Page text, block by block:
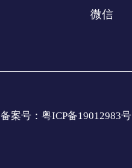
微信
备案号：粤ICP备19012983号